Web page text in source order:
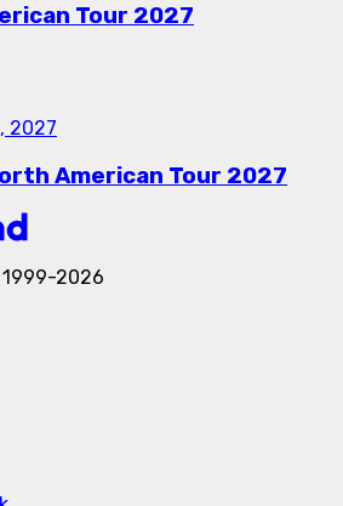
Tour 2027
2027
American Tour 2027
1999-2026